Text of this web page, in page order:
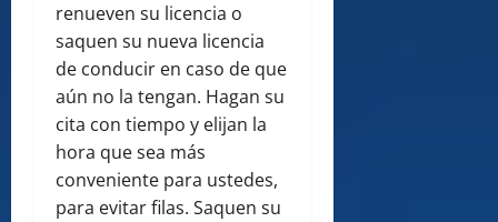
renueven su licencia o
saquen su nueva licencia
de conducir en caso de que
aún no la tengan. Hagan su
cita con tiempo y elijan la
hora que sea más
conveniente para ustedes,
para evitar filas. Saquen su